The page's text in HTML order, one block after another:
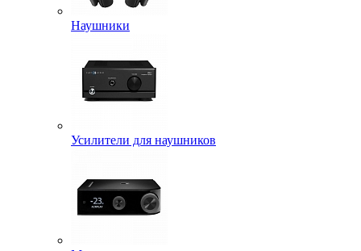
Наушники
Усилители для наушников